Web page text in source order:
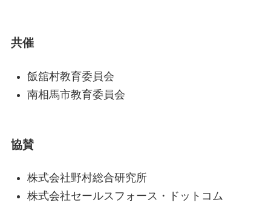
共催
飯舘村教育委員会
南相馬市教育委員会
協賛
株式会社野村総合研究所
株式会社セールスフォース・ドットコム